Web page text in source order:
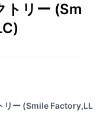
トリー (Sm
リー (Smile Factory,LL